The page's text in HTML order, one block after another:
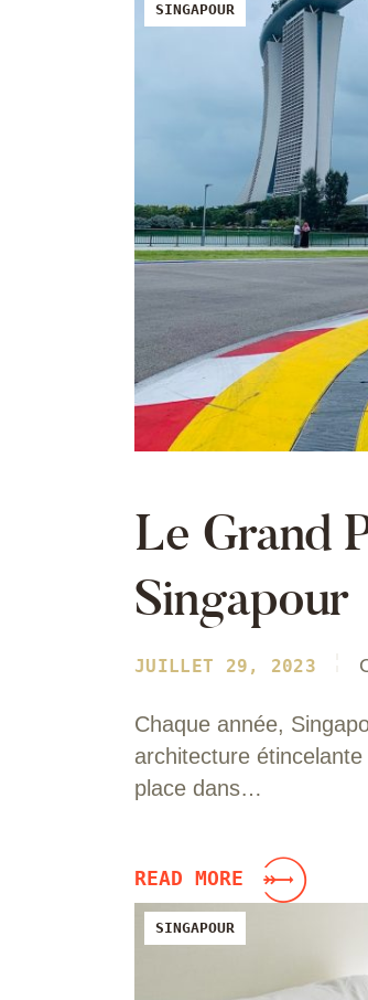
SINGAPOUR
Le Grand
Singapour
JUILLET 29, 2023
Chaque année,
architecture
place dans…
READ MORE
SINGAPOUR